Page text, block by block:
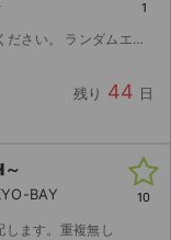
、公演中止以外の返品不可。
残り 44 日
1
BAY
ます。重複無し
10